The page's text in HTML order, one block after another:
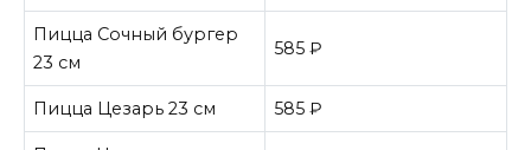
Пицца Сочный бургер
23 см
585 ₽
Пицца Цезарь 23 см 585 ₽